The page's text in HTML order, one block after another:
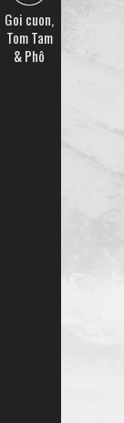
Goi cuon,
Tom Tam
& Phô